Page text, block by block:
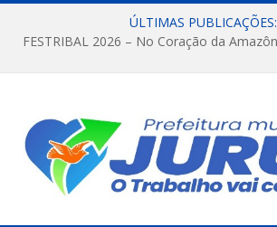
ÚLTIMAS PUBLICAÇÕES: